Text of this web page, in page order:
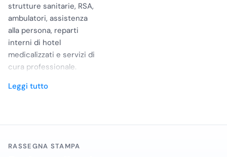
strutture sanitarie, RSA,
ambulatori, assistenza
alla persona, reparti
interni di hotel
medicalizzati e servizi di
cura professionale.
acquistare in modo
riguarda la degenza, la
disinfezione,
Leggi tutto
RASSEGNA STAMPA